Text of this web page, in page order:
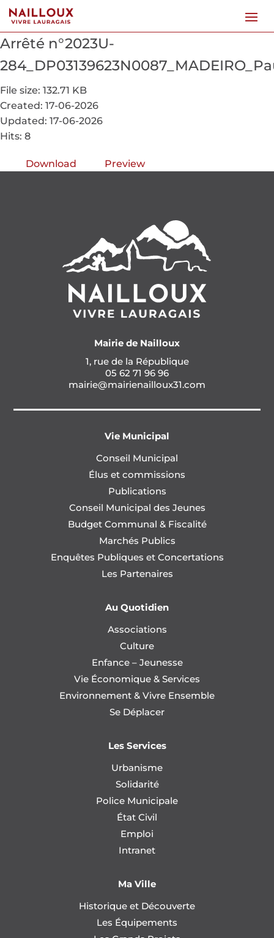
Arrêté n°2023U-
File size: 132.71 KB
Created: 17-06-2026
Updated: 17-06-2026
Hits: 8
Download Preview
Mairie de Nailloux
1, rue de la République
05 62 71 96 96
mairie@mairienailloux31.com
Vie Municipal
Conseil Municipal
Élus et commissions
Publications
Conseil Municipal des Jeunes
Budget Communal & Fiscalité
Marchés Publics
Enquêtes Publiques et Concertations
Les Partenaires
Au Quotidien
Associations
Culture
Enfance – Jeunesse
Vie Économique & Services
Environnement & Vivre Ensemble
Se Déplacer
Les Services
Urbanisme
Solidarité
Police Municipale
État Civil
Emploi
Intranet
Ma Ville
Historique et Découverte
Les Équipements